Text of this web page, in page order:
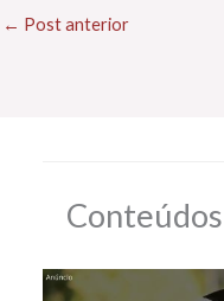
← Post anterior